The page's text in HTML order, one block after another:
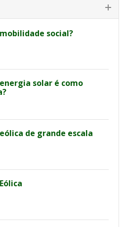
social?
solar é como
de grande escala